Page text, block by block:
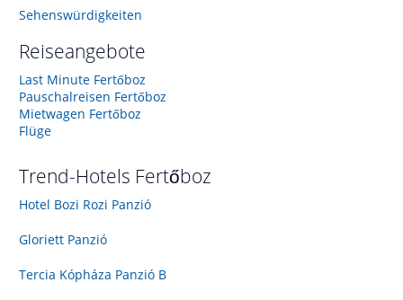
Sehenswürdigkeiten
Reiseangebote
Last Minute Fertőboz
Pauschalreisen Fertőboz
Mietwagen Fertőboz
Flüge
Trend-Hotels Fertőboz
Hotel Bozi Rozi Panzió
Gloriett Panzió
Tercia Kópháza Panzió B